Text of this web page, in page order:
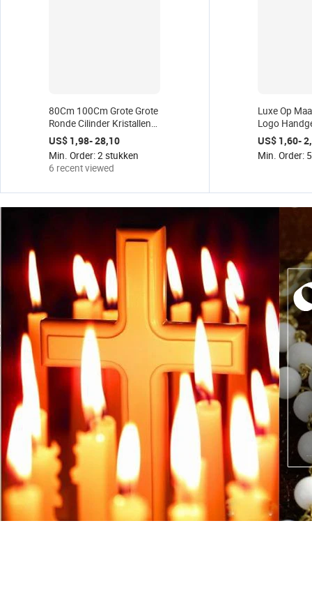
80Cm 100Cm Grote Grote
Ronde Cilinder Kristallen
Cilinder Kaarshouder
Bloemenvaas Voor
Bruiloft Evenement
Middelpunt Decoratie
US$ 1,98- 28,10
Min. Order: 2 stukken
6 recent viewed
Luxe Op
Logo
Moederdag
Romantisch
US$ 1,60-
Min. Order: